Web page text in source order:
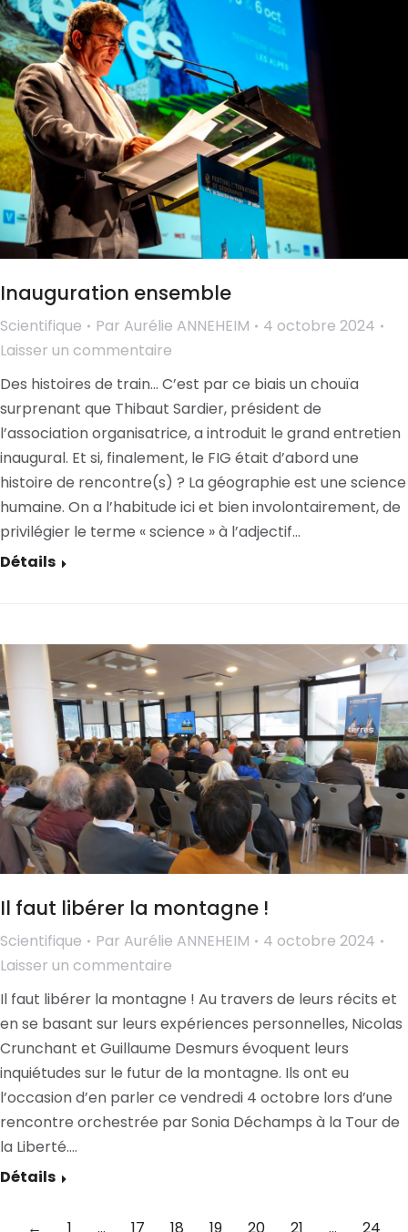
Inauguration ensemble
Scientifique Par Aurélie ANNEHEIM
4 octobre 2024
Laisser un commentaire
Des histoires de train… C’est par ce biais un chouïa
surprenant que Thibaut Sardier, président de
l’association organisatrice, a introduit le grand entretien
inaugural. Et si, finalement, le FIG était d’abord une
histoire de rencontre(s) ? La géographie est une science
humaine. On a l’habitude ici et bien involontairement, de
privilégier le terme « science » à l’adjectif…
Détails
Il faut libérer la montagne !
Scientifique Par Aurélie ANNEHEIM
4 octobre 2024
Laisser un commentaire
Il faut libérer la montagne ! Au travers de leurs récits et
en se basant sur leurs expériences personnelles, Nicolas
Crunchant et Guillaume Desmurs évoquent leurs
inquiétudes sur le futur de la montagne. Ils ont eu
l’occasion d’en parler ce vendredi 4 octobre lors d’une
rencontre orchestrée par Sonia Déchamps à la Tour de
la Liberté.…
Détails